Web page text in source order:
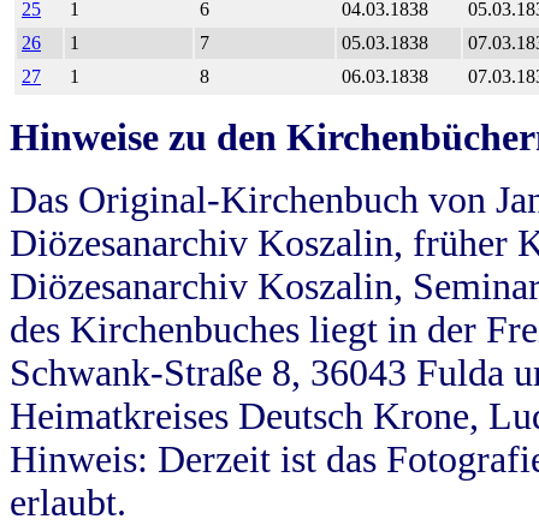
25
1 6 04.03.1838
26
1 7 05.03.1838
27
1 8 06.03.1838
Hinweise zu den
Das Original-Kirchenbuch von
Diözesanarchiv Koszalin, früher
Diözesanarchiv Koszalin,
des Kirchenbuches liegt in der
Schwank-Straße 8, 36043 Fulda
Heimatkreises Deutsch Krone,
Hinweis: Derzeit ist das
erlaubt.